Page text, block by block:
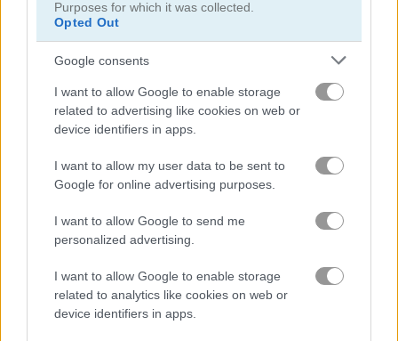
Purposes for which it was collected.
Opted Out
Google consents
I want to allow Google to enable storage
related to advertising like cookies on web or
device identifiers in apps.
I want to allow my user data to be sent to
Google for online advertising purposes.
I want to allow Google to send me
personalized advertising.
I want to allow Google to enable storage
related to analytics like cookies on web or
device identifiers in apps.
무료 온라인 게임 스킬 게임 parkour block 7
게임플레이 영상
Parkour Block 7 플레이 방법